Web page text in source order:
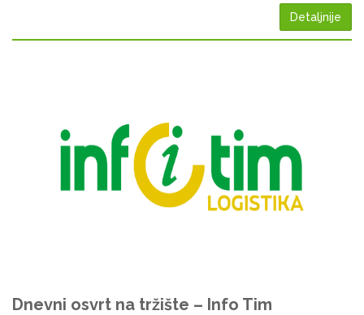
Detaljnije
Dnevni osvrt na tržište – Info Tim